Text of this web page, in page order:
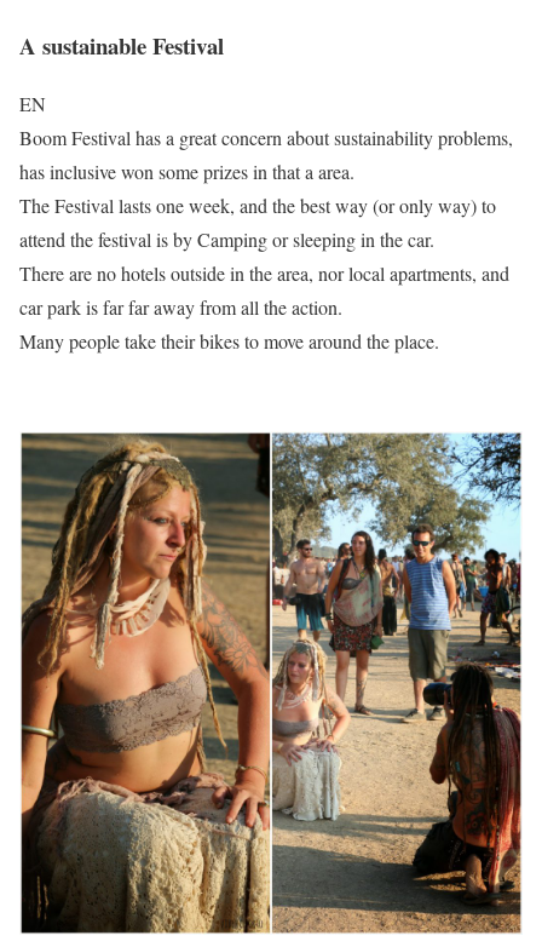
A sustainable Festival
EN
Boom Festival has a great concern about sustainability problems,
has inclusive won some prizes in that a area.
The Festival lasts one week, and the best way (or only way) to
attend the festival is by Camping or sleeping in the car.
There are no hotels outside in the area, nor local apartments, and
car park is far far away from all the action.
Many people take their bikes to move around the place.